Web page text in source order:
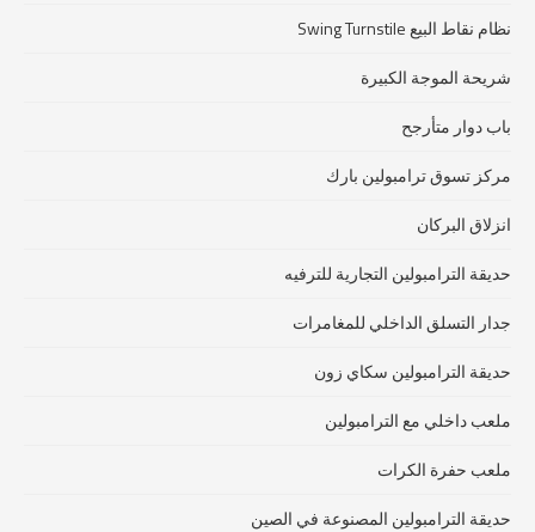
نظام نقاط البيع Swing Turnstile
شريحة الموجة الكبيرة
باب دوار متأرجح
مركز تسوق ترامبولين بارك
انزلاق البركان
حديقة الترامبولين التجارية للترفيه
جدار التسلق الداخلي للمغامرات
حديقة الترامبولين سكاي زون
ملعب داخلي مع الترامبولين
ملعب حفرة الكرات
حديقة الترامبولين المصنوعة في الصين